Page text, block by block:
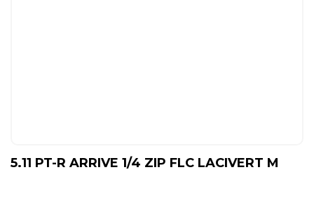
5.11 PT-R ARRIVE 1/4 ZIP FLC LACIVERT M